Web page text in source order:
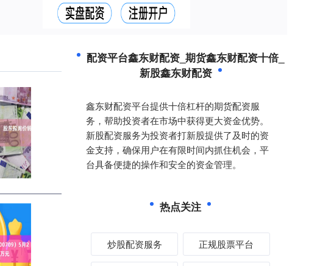
配资平台鑫东财配资_期货鑫东财配资十倍_
新股鑫东财配资
鑫东财配资平台提供十倍杠杆的期货配资服
务，帮助投资者在市场中获得更大资金优势。
新股配资服务为投资者打新股提供了及时的资
金支持，确保用户在有限时间内抓住机会，平
台具备便捷的操作和安全的资金管理。
热点关注
炒股配资服务 正规股票平台